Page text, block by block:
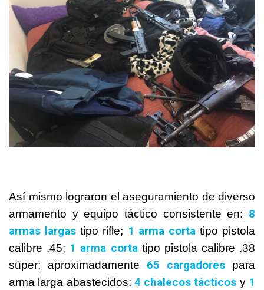
Así mismo lograron el aseguramiento de diverso
armamento y equipo táctico consistente en: 8
armas largastipo rifle; 1 arma corta tipo pistola
calibre .45; 1 arma corta tipo pistola calibre .38
súper; aproximadamente 65 cargadores para
arma larga abastecidos; 4 chalecos tácticos y 1